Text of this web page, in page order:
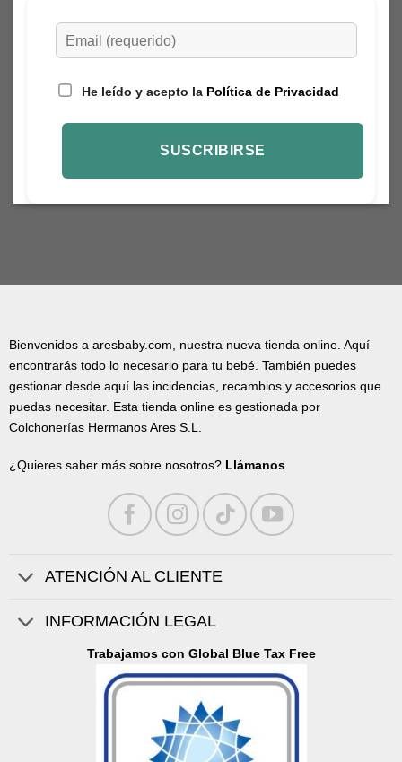
He leído y acepto la Política de Privacidad
Bienvenidos a aresbaby.com, nuestra nueva tienda online. Aquí
encontrarás todo lo necesario para tu bebé. También puedes
gestionar desde aquí las incidencias, recambios y accesorios que
puedas necesitar. Esta tienda online es gestionada por
Colchonerías Hermanos Ares S.L.
¿Quieres saber más sobre nosotros? Llámanos
ATENCIÓN AL CLIENTE
INFORMACIÓN LEGAL
Trabajamos con Global Blue Tax Free